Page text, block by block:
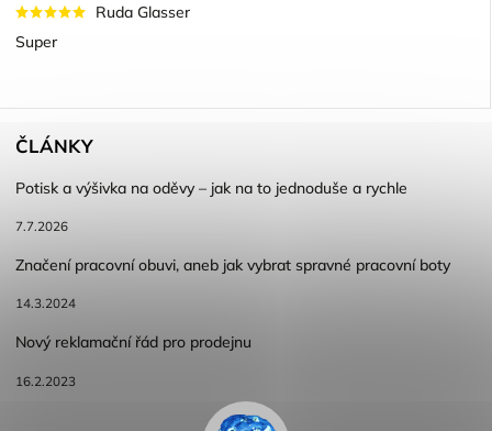
Ruda Glasser
Super
ČLÁNKY
Potisk a výšivka na oděvy – jak na to jednoduše a rychle
7.7.2026
Značení pracovní obuvi, aneb jak vybrat spravné pracovní boty
14.3.2024
Nový reklamační řád pro prodejnu
16.2.2023